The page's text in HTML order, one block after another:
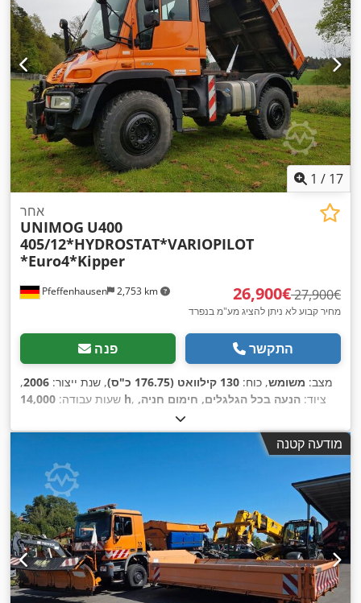
1 / 17
Pfeffenhausen 2,753 km
אחר
UNIMOG U400
405/12*HYDROSTAT*VARIOPILOT
*Euro4*Kipper
‏26,900 ‏€ ‏27,900 ‏€
מחיר קבוע לא ניתן להציג מע"מ בנפרד
פנה התקשר
מצב: משומש, כוח: 130 קילוואט (176.75 כ"ס) , שנת ייצור: 2006
,
שעות עבודה: 14,000 h , ציוד: הנעה בכל הגלגלים, חימום חניה,
מודעה קטנה